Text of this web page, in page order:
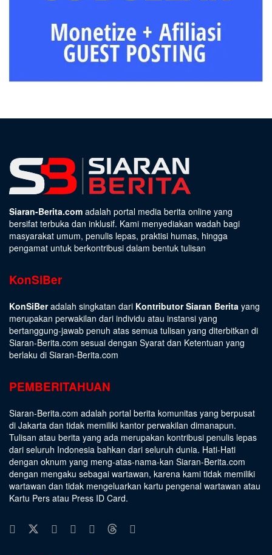
Siaran-Berita.com adalah portal media berita online yang
bersifat terbuka dan inklusif. Kami menyediakan wadah bagi
masyarakat umum, penulis lepas, praktisi humas, hingga
pengamat untuk berkontribusi dalam bentuk tulisan
KonSiBer
KonSiBeradalah singkatan dari Kontributor Siaran Berita yang
merupakan perwakilan dari individu atau instansi yang
bertanggung-jawab penuh atas semua tulisan yang diterbitkan di
Siaran-Berita.com sesuai dengan Syarat dan Ketentuan yang
berlaku di Siaran-Berita.com
PEMBERITAHUAN
Siaran-Berita.com adalah portal berita komunitas yang berpusat
di Jakarta dan tidak memiliki kantor perwakilan dimanapun.
Tulisan atau berita yang ada merupakan kontribusi penulis lepas
dari seluruh Indonesia bahkan dari seluruh dunia. Hati-Hati
dengan oknum yang meng-atas-nama-kan Siaran-Berita.com
dengan mengaku sebagai wartawan, karena kami tidak memiliki
wartawan dan tidak mengeluarkan kartu pengenal wartawan atau
Kartu Pers atau Press ID Card.